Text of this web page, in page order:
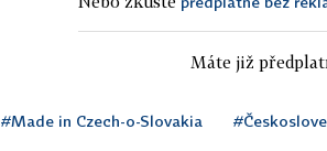
Máte již
#Made in Czech-o-Slovakia